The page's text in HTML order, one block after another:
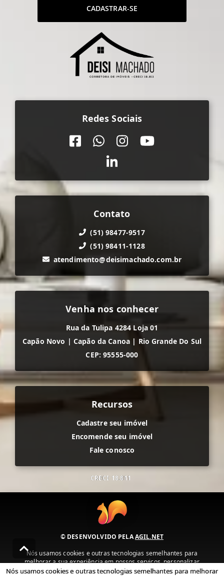
CADASTRAR-SE
Redes Sociais
Contato
(51) 98477-9517
(51) 98411-1128
atendimento@deisimachado.com.br
Venha nos conhecer
Rua da Tulipa 4284 Loja 01
Capão Novo | Capão da Canoa | Rio Grande Do Sul
CEP: 95555-000
Recursos
Cadastre seu imóvel
Encomende seu imóvel
Fale conosco
CRECI 18.811
© DESENVOLVIDO PELAAGIL.NET
Nós usamos cookies e outras tecnologias semelhantes para
melhorar a sua experiência em nossos serviços, personalizar
publicidade e recomendar conteúdo de seu interesse. Ao utilizar
Nós usamos cookies e outras tecnologias semelhantes para melhorar